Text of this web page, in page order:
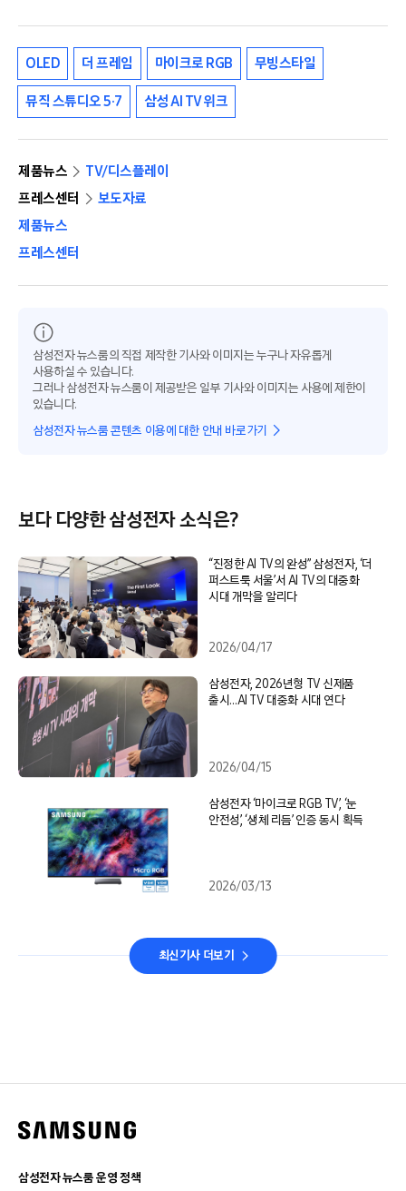
OLED 더 프레임 마이크로 RGB 무빙스타일
뮤직 스튜디오 5·7 삼성 AI TV 위크
제품뉴스
TV/디스플레이
프레스센터
보도자료
제품뉴스
프레스센터
삼성전자 뉴스룸의 직접 제작한 기사와 이미지는 누구나 자유롭게
사용하실 수 있습니다.
그러나 삼성전자 뉴스룸이 제공받은 일부 기사와 이미지는 사용에 제한이
있습니다.
삼성전자 뉴스룸 콘텐츠 이용에 대한 안내 바로가기
보다 다양한 삼성전자 소식은?
“진정한 AI TV의 완성” 삼성전자, ‘더
퍼스트룩 서울’서 AI TV의 대중화
시대 개막을 알리다
2026/04/17
삼성전자, 2026년형 TV 신제품
출시…AI TV 대중화 시대 연다
2026/04/15
삼성전자 ‘마이크로 RGB TV’, ‘눈
안전성’, ‘생체 리듬’ 인증 동시 획득
2026/03/13
최신기사 더보기
삼성전자 뉴스룸 운영 정책